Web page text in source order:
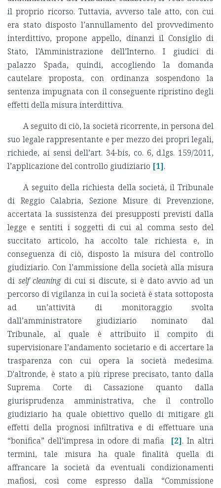
il proprio ricorso. Tuttavia, avverso tale atto, con cui
era stato disposto l’annullamento del provvedimento
interdittivo, propone appello, dinanzi il Consiglio di
Stato, l’Amministrazione dell’Interno. I giudici di
palazzo Spada, quindi, accogliendo la domanda
cautelare proposta, con ordinanza sospendono la
sentenza impugnata con il conseguente ripristino degli
effetti della misura interdittiva.
A seguito di ciò, la società ricorrente, in persona del
suo legale rappresentante e per mezzo dei propri legali,
richiede, ai sensi dell’art. 34-bis, co. 6, d.lgs. 159/2011,
l’applicazione del controllo giudiziario [1].
A seguito della richiesta della società, il Tribunale
di Reggio Calabria, Sezione Misure di Prevenzione,
accertata la sussistenza dei presupposti previsti dalla
legge e sentiti i soggetti di cui al comma sesto del
succitato articolo, ha accolto tale richiesta e, in
conseguenza di ciò, disposto la misura del controllo
giudiziario. Con l’ammissione della società alla misura
di self cleaningdi cui si discute, si è dato avvio ad un
percorso di vigilanza in cui la società è stata sottoposta
ad un’attività di monitoraggio svolta
dall’amministratore giudiziario nominato dal
Tribunale, al quale è attribuito il compito di
supervisionare l’andamento societario e di accertare la
trasparenza con cui opera la società medesima.
D'altronde, è stato a più riprese precisato, tanto dalla
Suprema Corte di Cassazione quanto dalla
giurisprudenza amministrativa, che il controllo
giudiziario ha quale obiettivo quello di mitigare gli
effetti della prognosi infiltrativa e di effettuare una
“bonifica” dell’impresa in odore di mafia
[2]. In altri
termini, tale misura ha quale finalità quella di
affrancare la società da eventuali condizionamenti
mafiosi, così come espresso dalla “Commissione